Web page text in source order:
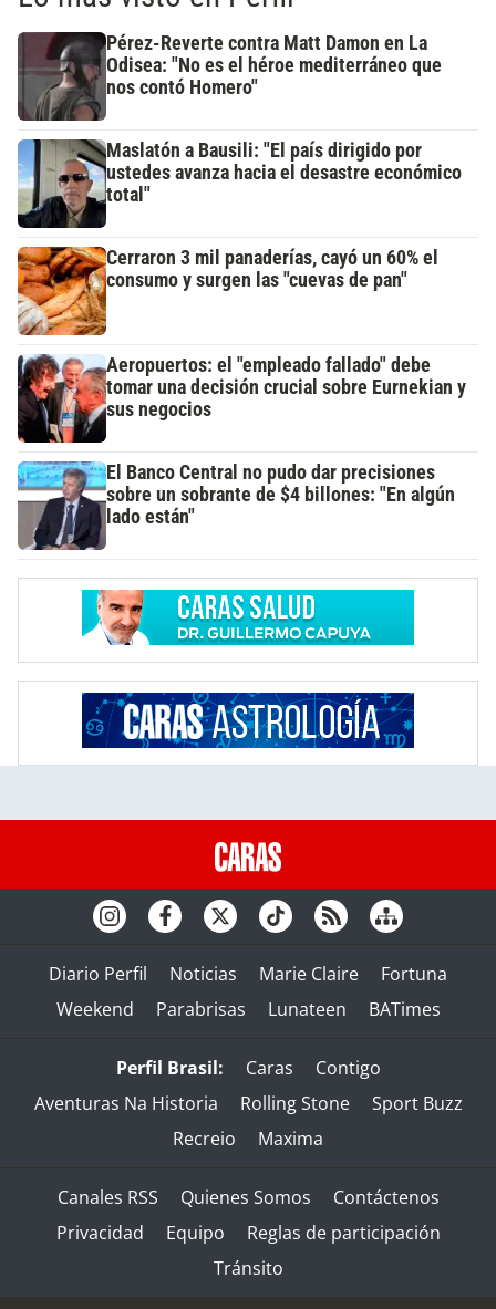
Pérez-Reverte contra Matt Damon en La
Odisea: "No es el héroe mediterráneo que
nos contó Homero"
Maslatón a Bausili: "El país dirigido por
ustedes avanza hacia el desastre económico
total"
Cerraron 3 mil panaderías, cayó un 60% el
consumo y surgen las "cuevas de pan"
Aeropuertos: el "empleado fallado" debe
tomar una decisión crucial sobre Eurnekian y
sus negocios
El Banco Central no pudo dar precisiones
sobre un sobrante de $4 billones: "En algún
lado están"
Diario Perfil Noticias Marie Claire
Fortuna
Weekend
Parabrisas Lunateen BATimes
Perfil Brasil: Caras
Contigo
Aventuras Na Historia
Rolling Stone
Sport Buzz
Recreio
Maxima
Canales RSS Quienes Somos
Contáctenos
Privacidad
Equipo
Reglas de participación
Tránsito